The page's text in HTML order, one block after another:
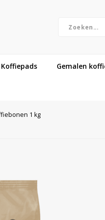
Koffiepads Gemalen
1 kg